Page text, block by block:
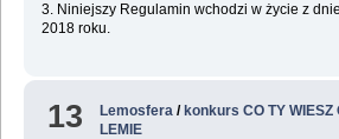
3. Niniejszy Regulamin wchodzi w życie z
2018 roku.
13 Lemosfera /konkurs CO TY WIESZ
LEMIE